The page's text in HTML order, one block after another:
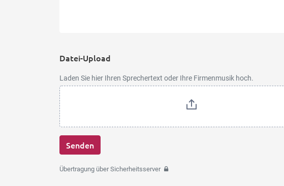
Datei-Upload
Laden Sie hier Ihren Sprechertext oder Ihre Firmenmusik hoch.
Senden
Übertragung über Sicherheitsserver